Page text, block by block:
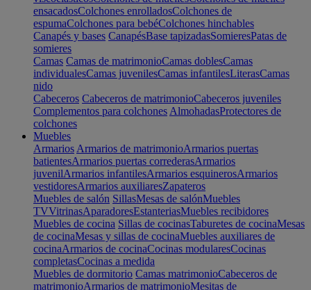
ensacadosColchones enrolladosColchones de
espumaColchones para bebéColchones hinchables
Canapés y bases CanapésBase tapizadasSomieresPatas de
somieres
Camas Camas de matrimonioCamas doblesCamas
individualesCamas juvenilesCamas infantilesLiterasCamas
nido
Cabeceros Cabeceros de matrimonioCabeceros juveniles
Complementos para colchones AlmohadasProtectores de
colchones
Muebles
Armarios Armarios de matrimonioArmarios puertas
batientesArmarios puertas correderasArmarios
juvenilArmarios infantilesArmarios esquinerosArmarios
vestidoresArmarios auxiliaresZapateros
Muebles de salón SillasMesas de salónMuebles
TVVitrinasAparadoresEstanteriasMuebles recibidores
Muebles de cocina Sillas de cocinasTaburetes de cocinaMesas
de cocinaMesas y sillas de cocinaMuebles auxiliares de
cocinaArmarios de cocinaCocinas modularesCocinas
completasCocinas a medida
Muebles de dormitorio Camas matrimonioCabeceros de
matrimonioArmarios de matrimonioMesitas de